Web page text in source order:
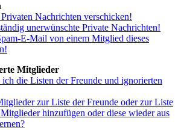
Nachrichten verschicken!
unerwünschte Private Nachrichten!
E-Mail von einem Mitglied dieses
Mitglieder
die Listen der Freunde und ignorierten
zur Liste der Freunde oder zur Liste
hinzufügen oder diese wieder aus